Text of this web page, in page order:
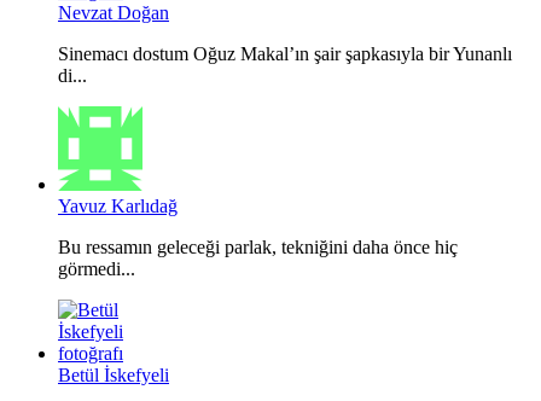
Nevzat Doğan
Sinemacı dostum Oğuz Makal’ın şair şapkasıyla bir Yunanlı
di...
Yavuz Karlıdağ
Bu ressamın geleceği parlak, tekniğini daha önce hiç
görmedi...
Betül İskefyeli